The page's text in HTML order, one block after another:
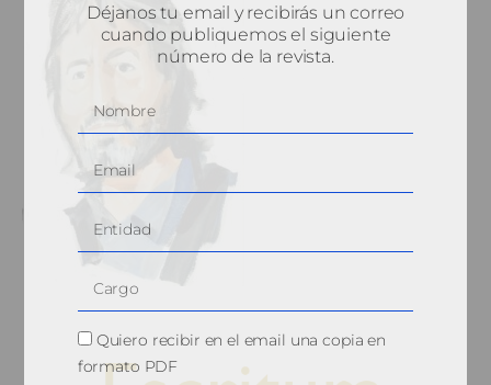
Déjanos tu email y recibirás un correo
cuando publiquemos el siguiente
número de la revista.
Quiero recibir en el email una copia en
formato PDF